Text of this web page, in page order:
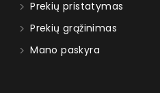
Prekių pristatymas
Prekių grąžinimas
Mano paskyra